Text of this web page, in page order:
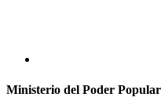
Ministerio del Poder